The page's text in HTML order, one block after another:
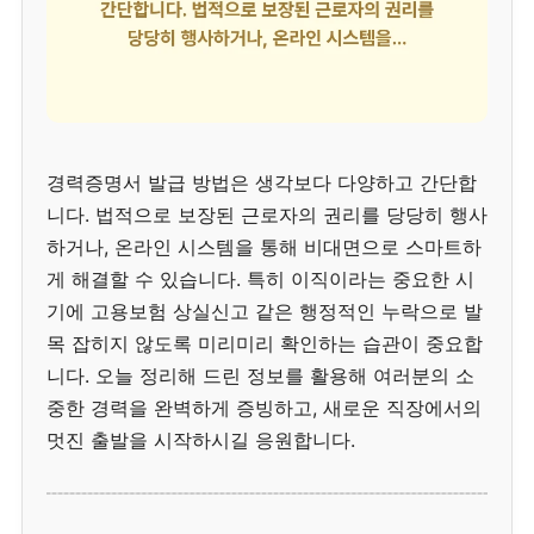
경력증명서 발급 방법은 생각보다 다양하고 간단합
니다. 법적으로 보장된 근로자의 권리를 당당히 행사
하거나, 온라인 시스템을 통해 비대면으로 스마트하
게 해결할 수 있습니다. 특히 이직이라는 중요한 시
기에 고용보험 상실신고 같은 행정적인 누락으로 발
목 잡히지 않도록 미리미리 확인하는 습관이 중요합
니다. 오늘 정리해 드린 정보를 활용해 여러분의 소
중한 경력을 완벽하게 증빙하고, 새로운 직장에서의
멋진 출발을 시작하시길 응원합니다.